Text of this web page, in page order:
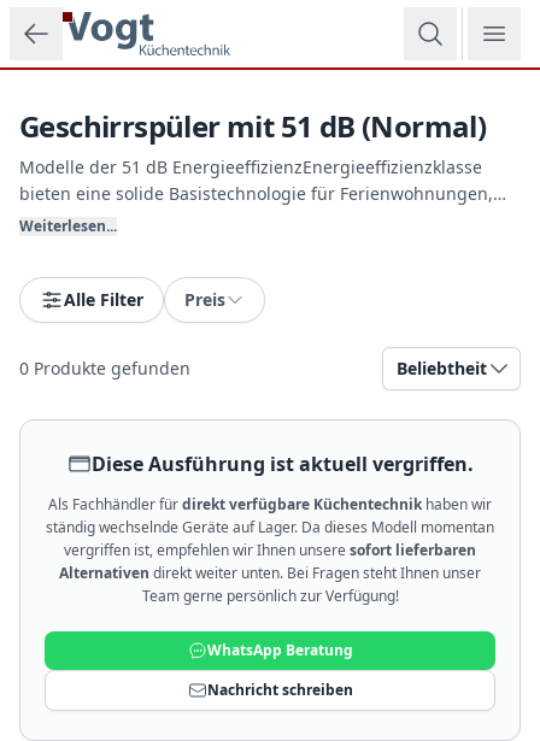
Zum Hauptinhalt springen
Geschirrspüler mit 51 dB (Normal)
Modelle der 51 dB EnergieeffizienzEnergieeffizienzklasse
bieten eine solide Basistechnologie für Ferienwohnungen,
Hobbyräume oder Büro-Teeküchen, bei denen die
unkomplizierte Spülprogramme für sauberes und trockenes
Geschirr im Handumdrehen bei Vogt Küchentechnik.
Weiterlesen...
Alle Filter Preis
0 Produkte gefunden Beliebtheit
Diese Ausführung ist aktuell vergriffen.
Als Fachhändler fürdirekt verfügbare Küchentechnikhaben wir
ständig wechselnde Geräte auf Lager. Da dieses Modell momentan
vergriffen ist, empfehlen wir Ihnen unseresofort lieferbaren
Alternativen direkt weiter unten. Bei Fragen steht Ihnen unser
Team gerne persönlich zur Verfügung!
WhatsApp Beratung
Nachricht schreiben